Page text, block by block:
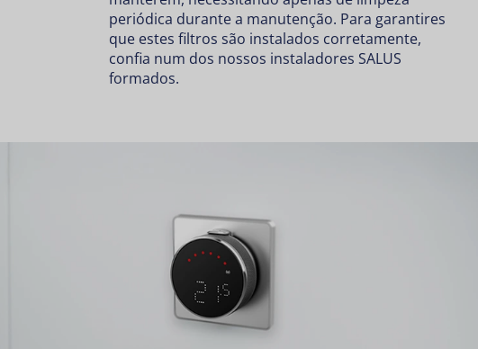
periódica durante a manutenção. Para garantires
que estes filtros são instalados corretamente,
confia num dos nossos instaladores SALUS
formados.